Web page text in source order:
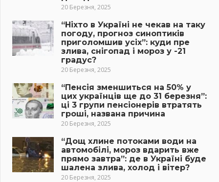
20 Березня, 2025
“Ніхто в Україні не чекав на таку
погоду, прогноз синоптиків
приголомшив усіх”: куди пре
злива, снігопад і мороз у -21
градус?
20 Березня, 2025
“Пенсія зменшиться на 50% у
цих українців ще до 31 березня”:
ці 3 групи пенсіонерів втратять
гроші, названа причина
20 Березня, 2025
“Дощ хлине потоками води на
автомобілі, мороз вдарить вже
прямо завтра”: де в Україні буде
шалена злива, холод і вітер?
20 Березня, 2025